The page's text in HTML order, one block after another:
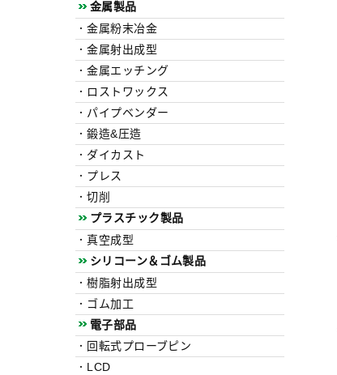
金属製品
．金属粉末冶金
．金属射出成型
．金属エッチング
．ロストワックス
．パイプベンダー
．鍛造&圧造
．ダイカスト
．プレス
．切削
プラスチック製品
．真空成型
シリコーン＆ゴム製品
．樹脂射出成型
．ゴム加工
電子部品
．回転式プローブピン
．LCD